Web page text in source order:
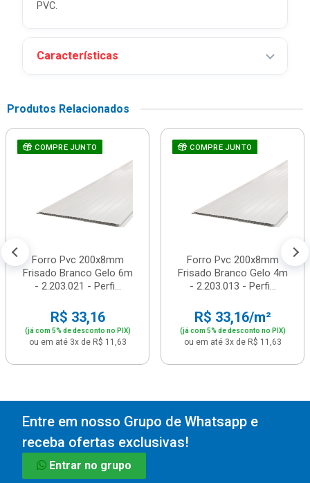
PVC.
Características
Produtos Relacionados
COMPRE JUNTO
Forro Pvc 200x8mm
Frisado Branco Gelo 6m
- 2.203.021 - Perfi...
R$ 33,16
(já com 5% de desconto no PIX)
ou em até 3x de R$ 11,63
COMPRE JUNTO
Forro Pvc 200x8mm
Frisado Branco Gelo 4m
- 2.203.013 - Perfi...
R$ 33,16/m²
(já com 5% de desconto no PIX)
ou em até 3x de R$ 11,63
Entre em nosso Grupo de Whatsapp e
receba ofertas exclusivas!
Entrar no grupo